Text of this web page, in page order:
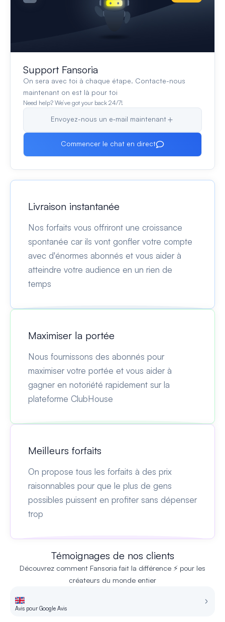
Support Fansoria
On sera avec toi à chaque étape. Contacte-nous
maintenant on est là pour toi
Need help? We’ve got your back 24/7!
Envoyez-nous un e‑mail maintenant
Commencer le chat en direct
Livraison instantanée
Nos forfaits vous offriront une croissance
spontanée car ils vont gonfler votre compte
avec d'énormes abonnés et vous aider à
atteindre votre audience en un rien de
temps
Maximiser la portée
Nous fournissons des abonnés pour
maximiser votre portée et vous aider à
gagner en notoriété rapidement sur la
plateforme ClubHouse
Meilleurs forfaits
On propose tous les forfaits à des prix
raisonnables pour que le plus de gens
possibles puissent en profiter sans dépenser
trop
Témoignages de nos clients
Découvrez comment Fansoria fait la différence ⚡ pour les
créateurs du monde entier
Avis pour Google Avis